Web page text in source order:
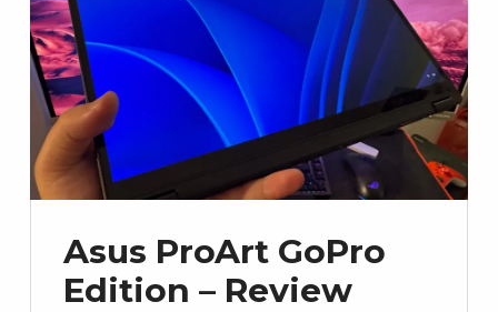
Asus ProArt GoPro
Edition – Review